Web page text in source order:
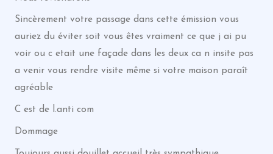
Sincèrement votre passage dans cette émission vous
auriez du éviter soit vous êtes vraiment ce que j ai pu
voir ou c etait une façade dans les deux ca n insite pas
a venir vous rendre visite même si votre maison paraît
agréable
C est de l.anti com
Dommage